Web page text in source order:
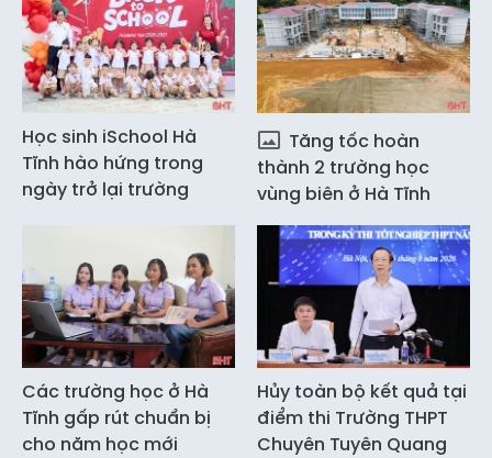
Học sinh iSchool Hà
Tĩnh hào hứng trong
ngày trở lại trường
Tăng tốc hoàn
thành 2 trường học
vùng biên ở Hà Tĩnh
Các trường học ở Hà
Tĩnh gấp rút chuẩn bị
cho năm học mới
Hủy toàn bộ kết quả tại
điểm thi Trường THPT
Chuyên Tuyên Quang